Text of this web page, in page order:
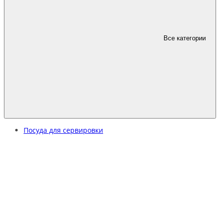
Все категории
Посуда для сервировки